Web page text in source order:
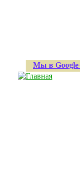
Мы в